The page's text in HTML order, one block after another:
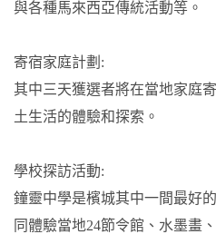
與各種馬來西亞傳統活動等。
寄宿家庭計劃:
其中三天獲選者將在當地家庭
土生活的體驗和探索。
學校探訪活動:
鐘靈中學是檳城其中一間最好
同體驗當地24節令館、水墨畫